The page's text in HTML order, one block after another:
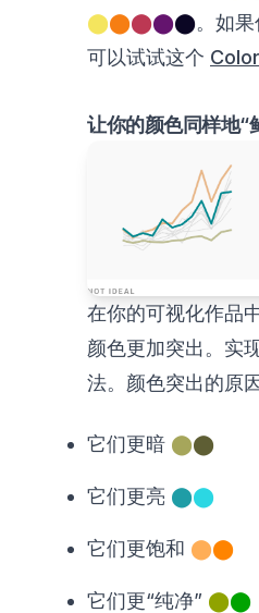
⬤⬤⬤⬤⬤。如
可以试试这个
让你的颜色同样地“
在你的可视化作品
颜色更加突出。实
法。颜色突出的原
它们更暗 ⬤⬤
它们更亮 ⬤⬤
它们更饱和 ⬤⬤
它们更“纯净” ⬤⬤